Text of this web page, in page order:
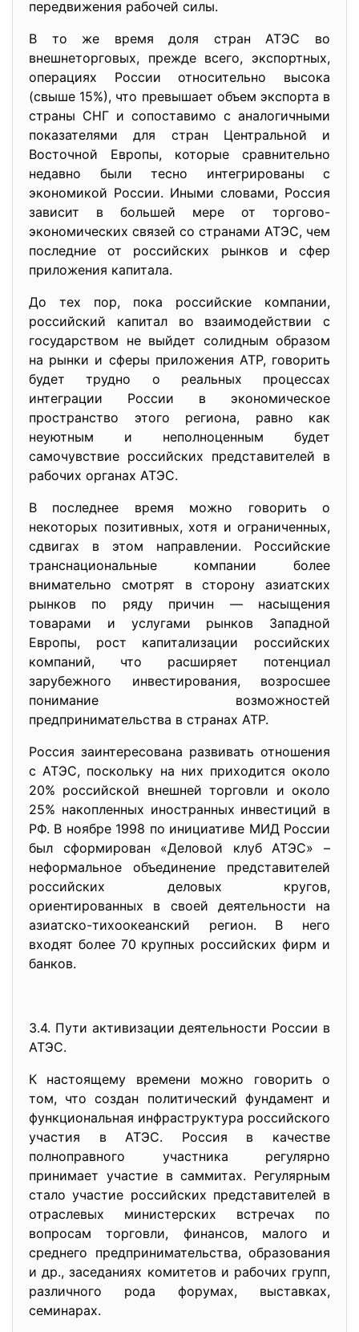
передвижения рабочей силы.
В то же время доля стран АТЭС во
внешнеторговых, прежде всего, экспортных,
операциях России относительно высока
(свыше 15%), что превышает объем экспорта в
страны СНГ и сопоставимо с аналогичными
показателями для стран Центральной и
Восточной Европы, которые сравнительно
недавно были тесно интегрированы с
экономикой России. Иными словами, Россия
зависит в большей мере от торгово-
экономических связей со странами АТЭС, чем
последние от российских рынков и сфер
приложения капитала.
До тех пор, пока российские компании,
российский капитал во взаимодействии с
государством не выйдет солидным образом
на рынки и сферы приложения АТР, говорить
будет трудно о реальных процессах
интеграции России в экономическое
пространство этого региона, равно как
неуютным и неполноценным будет
самочувствие российских представителей в
рабочих органах АТЭС.
В последнее время можно говорить о
некоторых позитивных, хотя и ограниченных,
сдвигах в этом направлении. Российские
транснациональные компании более
внимательно смотрят в сторону азиатских
рынков по ряду причин — насыщения
товарами и услугами рынков Западной
Европы, рост капитализации российских
компаний, что расширяет потенциал
зарубежного инвестирования, возросшее
понимание возможностей
предпринимательства в странах АТР.
Россия заинтересована развивать отношения
с АТЭС, поскольку на них приходится около
20% российской внешней торговли и около
25% накопленных иностранных инвестиций в
РФ. В ноябре 1998 по инициативе МИД России
был сформирован «Деловой клуб АТЭС» –
неформальное объединение представителей
российских деловых кругов,
ориентированных в своей деятельности на
азиатско-тихоокеанский регион. В него
входят более 70 крупных российских фирм и
банков.
3.4. Пути активизации деятельности России в
АТЭС.
К настоящему времени можно говорить о
том, что создан политический фундамент и
функциональная инфраструктура российского
участия в АТЭС. Россия в качестве
полноправного участника регулярно
принимает участие в саммитах. Регулярным
стало участие российских представителей в
отраслевых министерских встречах по
вопросам торговли, финансов, малого и
среднего предпринимательства, образования
и др., заседаниях комитетов и рабочих групп,
различного рода форумах, выставках,
семинарах.